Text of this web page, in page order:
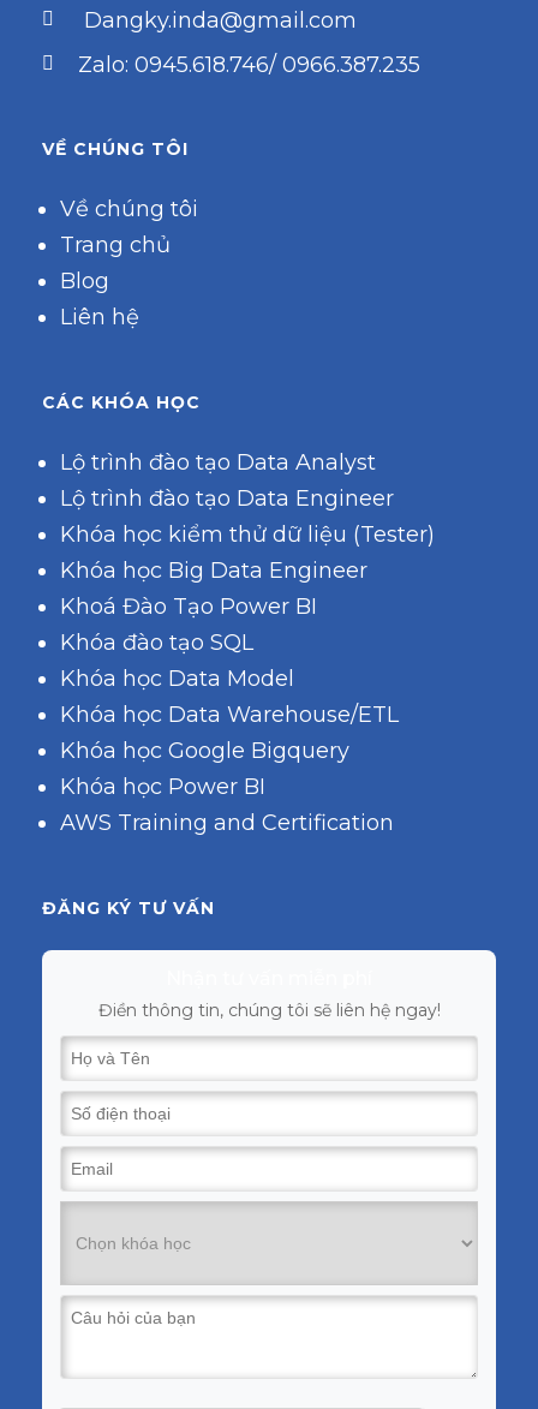
Dangky.inda@gmail.com
Zalo: 0945.618.746/ 0966.387.235
VỀ CHÚNG TÔI
Về chúng tôi
Trang chủ
Blog
Liên hệ
CÁC KHÓA HỌC
Lộ trình đào tạo Data Analyst
Lộ trình đào tạo Data Engineer
Khóa học kiểm thử dữ liệu (Tester)
Khóa học Big Data Engineer
Khoá Đào Tạo Power BI
Khóa đào tạo SQL
Khóa học Data Model
Khóa học Data Warehouse/ETL
Khóa học Google Bigquery
Khóa học Power BI
AWS Training and Certification
ĐĂNG KÝ TƯ VẤN
Điền thông tin, chúng tôi sẽ liên hệ ngay!